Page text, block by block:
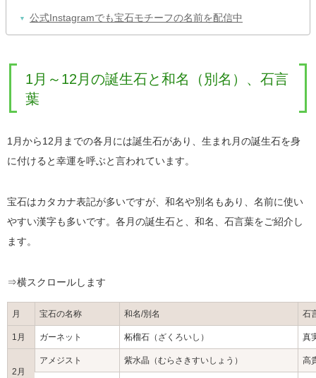
公式Instagramでも宝石モチーフの名前を配信中
1月～12月の誕生石と和名（別名）、石言
葉
1月から12月までの各月には誕生石があり、生まれ月の誕生石を身
に付けると幸運を呼ぶと言われています。
宝石はカタカナ表記が多いですが、和名や別名もあり、名前に使い
やすい漢字も多いです。各月の誕生石と、和名、石言葉をご紹介し
ます。
⇒横スクロールします
月 宝石の名称 和名/別名 石
1月 ガーネット 柘榴石（ざくろいし） 真
2月
アメジスト 紫水晶（むらさきすいしょう） 高